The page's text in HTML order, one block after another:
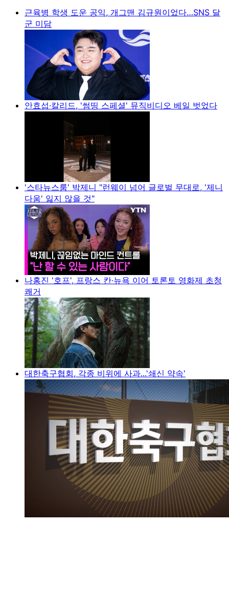
근육병 학생 도운 공익, 개그맨 김규원이었다…SNS 달
군 미담
안효섭·칼리드, '썸띵 스페셜' 뮤직비디오 베일 벗었다
'스타뉴스룸' 박제니 "런웨이 넘어 글로벌 무대로, '제니
다움' 잃지 않을 것"
나홍진 '호프', 프랑스 칸·뉴욕 이어 토론토 영화제 초청
쾌거
대한축구협회, 각종 비위에 사과...'쇄신 약속'